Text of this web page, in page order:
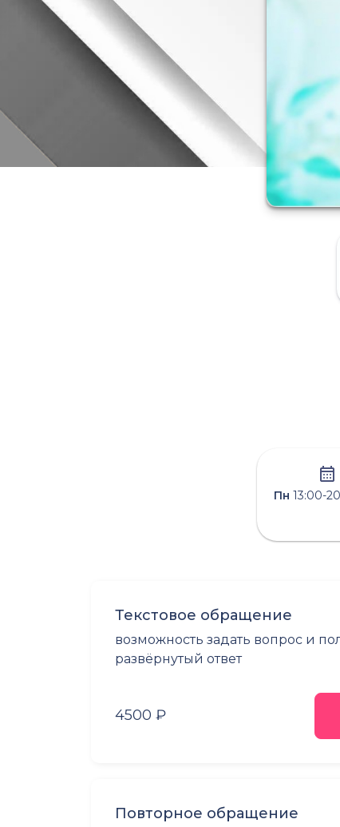
Пн 13:00-
Текстовое обращение
возможность задать вопрос и
развёрнутый ответ
4500 ₽
Повторное обращение